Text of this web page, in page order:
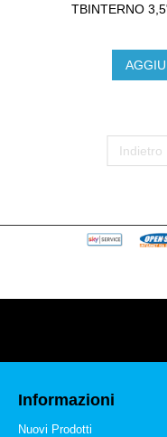
TBINTERNO
Indietro
Informazioni
Nuovi Prodotti